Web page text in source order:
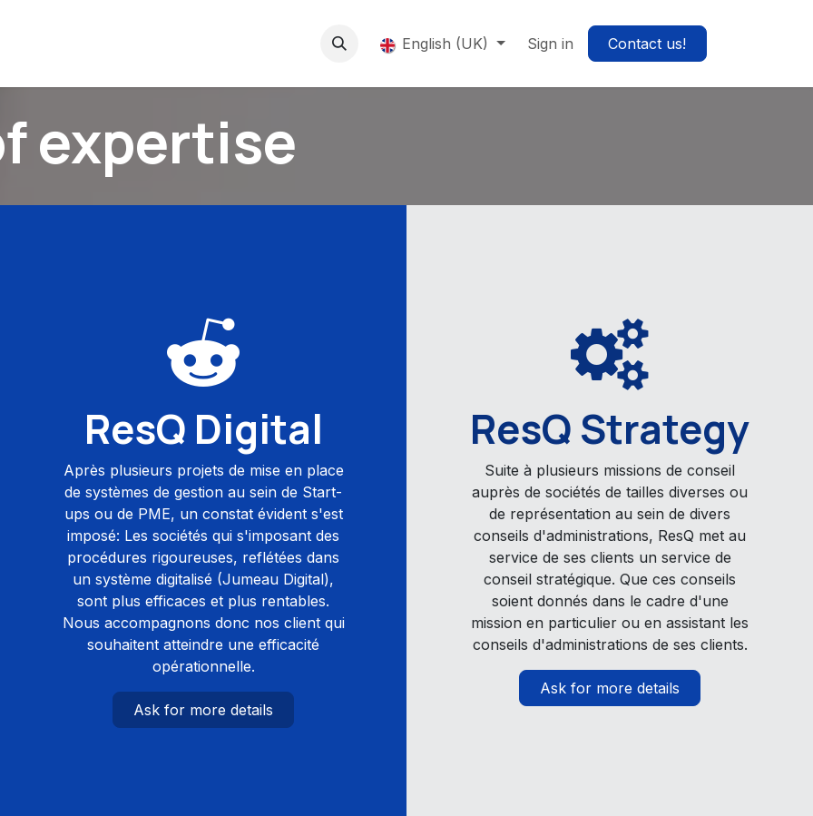
English (UK) Sign in Contact us!
expertise
ResQ Digital
Après plusieurs projets de mise en place
de systèmes de gestion au sein de Start-
ups ou de PME, un constat évident s'est
imposé: Les sociétés qui s'imposant des
procédures rigoureuses, reflétées dans
un système digitalisé (Jumeau Digital),
sont plus efficaces et plus rentables.
Nous accompagnons donc nos client qui
souhaitent atteindre une efficacité
opérationnelle.
Ask for more details
ResQ Strategy
Suite à plusieurs missions de conseil
auprès de sociétés de tailles diverses ou
de représentation au sein de divers
conseils d'administrations, ResQ met au
service de ses clients un service de
conseil stratégique. Que ces conseils
soient donnés dans le cadre d'une
mission en particulier ou en assistant les
conseils d'administrations de ses clients.
Ask for more details